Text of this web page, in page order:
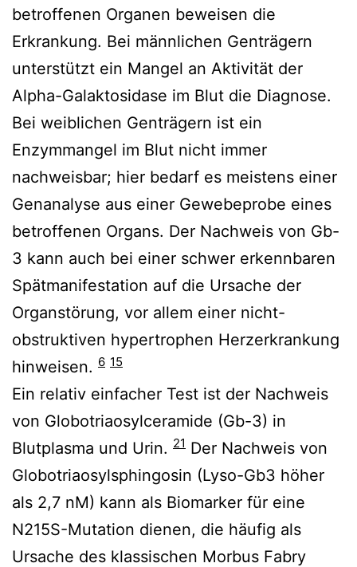
betroffenen Organen beweisen die
Erkrankung. Bei männlichen Genträgern
unterstützt ein Mangel an Aktivität der
Alpha-Galaktosidase im Blut die Diagnose.
Bei weiblichen Genträgern ist ein
Enzymmangel im Blut nicht immer
nachweisbar; hier bedarf es meistens einer
Genanalyse aus einer Gewebeprobe eines
betroffenen Organs. Der Nachweis von Gb-
3 kann auch bei einer schwer erkennbaren
Spätmanifestation auf die Ursache der
Organstörung, vor allem einer nicht-
obstruktiven hypertrophen Herzerkrankung
hinweisen. 6 15
Ein relativ einfacher Test ist der Nachweis
von Globotriaosylceramide (Gb-3) in
Blutplasma und Urin. 21 Der Nachweis von
Globotriaosylsphingosin (Lyso-Gb3 höher
als 2,7 nM) kann als Biomarker für eine
N215S-Mutation dienen, die häufig als
Ursache des klassischen Morbus Fabry